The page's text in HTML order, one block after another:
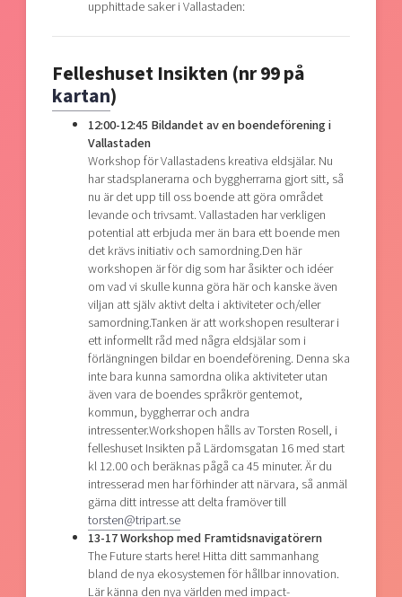
upphittade saker i Vallastaden:
Felleshuset Insikten (nr 99 på
kartan)
12:00-12:45 Bildandet av en boendeförening i
Vallastaden
Workshop för Vallastadens kreativa eldsjälar. Nu
har stadsplanerarna och byggherrarna gjort sitt, så
nu är det upp till oss boende att göra området
levande och trivsamt. Vallastaden har verkligen
potential att erbjuda mer än bara ett boende men
det krävs initiativ och samordning.Den här
workshopen är för dig som har åsikter och idéer
om vad vi skulle kunna göra här och kanske även
viljan att själv aktivt delta i aktiviteter och/eller
samordning.Tanken är att workshopen resulterar i
ett informellt råd med några eldsjälar som i
förlängningen bildar en boendeförening. Denna ska
inte bara kunna samordna olika aktiviteter utan
även vara de boendes språkrör gentemot,
kommun, byggherrar och andra
intressenter.Workshopen hålls av Torsten Rosell, i
felleshuset Insikten på Lärdomsgatan 16 med start
kl 12.00 och beräknas pågå ca 45 minuter. Är du
intresserad men har förhinder att närvara, så anmäl
gärna ditt intresse att delta framöver till
torsten@tripart.se
13-17 Workshop med Framtidsnavigatörern
The Future starts here! Hitta ditt sammanhang
bland de nya ekosystemen för hållbar innovation.
Lär känna den nya världen med impact-